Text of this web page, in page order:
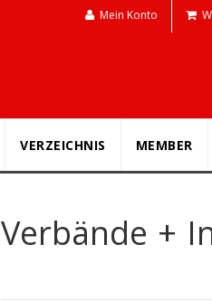
Mein Konto
VERZEICHNIS MEMBER
Verbände +